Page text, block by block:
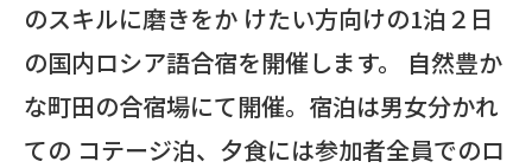
のスキルに磨きをか けたい方向けの1泊２日
の国内ロシア語合宿を開催します。 自然豊か
な町田の合宿場にて開催。宿泊は男女分かれ
ての コテージ泊、夕食には参加者全員でのロ